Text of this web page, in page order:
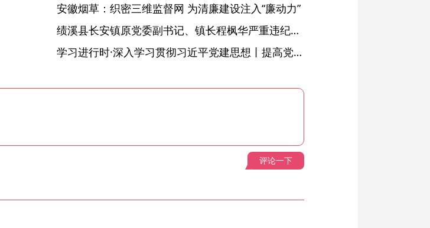
安徽烟草：织密三维监督网 为清廉建设注入“廉动力”
绩溪县长安镇原党委副书记、镇长程枫华严重违纪违法被开除党籍和公职
学习进行时·深入学习贯彻习近平党建思想丨提高党的战斗力的法宝
评论一下